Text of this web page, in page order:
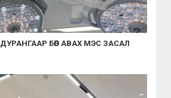
БӨӨР АВАХ МЭС ЗАСАЛ